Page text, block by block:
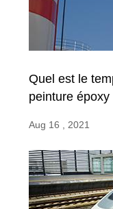
Quel est le
peinture
Aug 16 , 2021